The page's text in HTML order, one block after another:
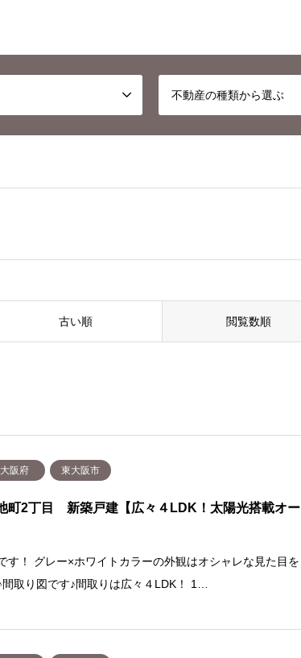
不動産の種類から選ぶ
古い順 閲覧数順
大阪府 東大阪市
町2丁目 新築戸建【広々４LDK！太陽光搭載オー
す！ グレー×ホワイトカラーの外観はオシャレな見た目を
取り図です♪間取りは広々４LDK！ 1…